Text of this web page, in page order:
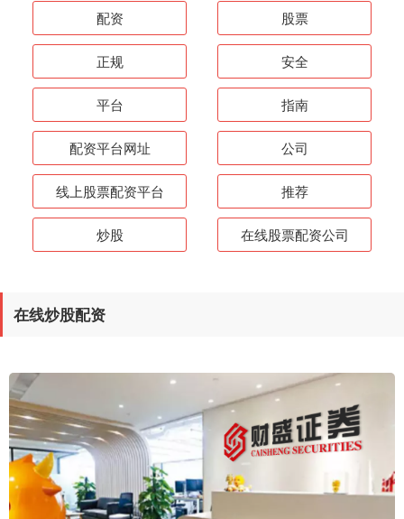
配资 股票
正规 安全
平台 指南
配资平台网址 公司
线上股票配资平台 推荐
炒股 在线股票配资公司
在线炒股配资